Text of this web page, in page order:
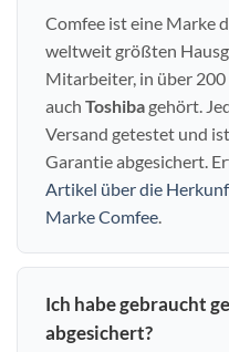
Comfee ist eine Marke
weltweit größten
Mitarbeiter, in über
auch Toshiba gehört.
Versand getestet und
Garantie abgesichert.
Artikel über die
Marke Comfee
Ich habe gebraucht
abgesichert?